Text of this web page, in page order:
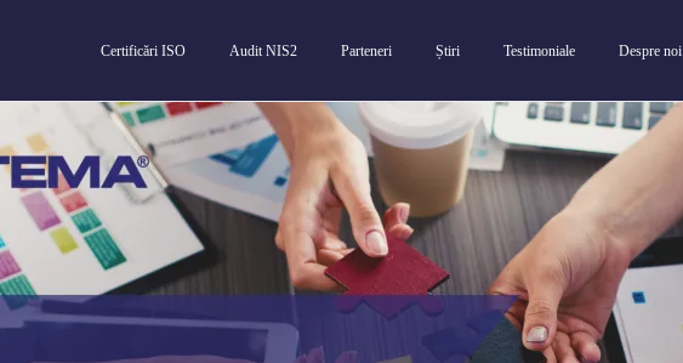
Certificări ISO Audit NIS2 Parteneri Știri Testimoniale Despre noi